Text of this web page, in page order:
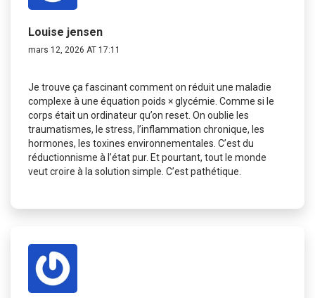
Louise jensen
mars 12, 2026 AT 17:11
Je trouve ça fascinant comment on réduit une maladie
complexe à une équation poids × glycémie. Comme si le
corps était un ordinateur qu’on reset. On oublie les
traumatismes, le stress, l’inflammation chronique, les
hormones, les toxines environnementales. C’est du
réductionnisme à l’état pur. Et pourtant, tout le monde
veut croire à la solution simple. C’est pathétique.